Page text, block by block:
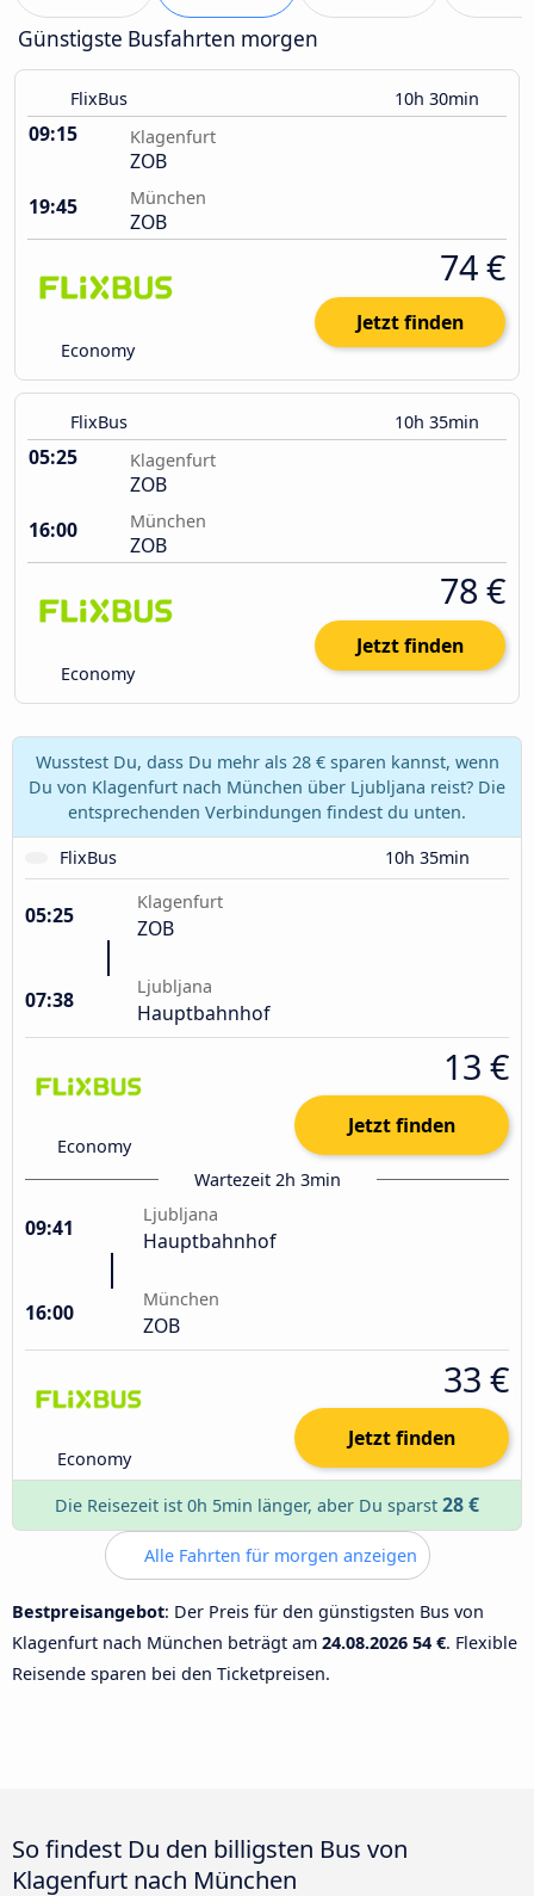
Günstigste Busfahrten morgen
FlixBus 10h 30min
09:15 Klagenfurt
ZOB
19:45
München
ZOB
Economy
74 €
Jetzt finden
FlixBus 10h 35min
05:25 Klagenfurt
ZOB
16:00
München
ZOB
Economy
78 €
Jetzt finden
Wusstest Du, dass Du mehr als 28 € sparen kannst, wenn
Du von Klagenfurt nach München über Ljubljana reist? Die
entsprechenden Verbindungen findest du unten.
FlixBus
10h 35min
05:25
Klagenfurt
ZOB
07:38
Ljubljana
Hauptbahnhof
Economy
13 €
Jetzt finden
Wartezeit 2h 3min
09:41
Ljubljana
Hauptbahnhof
16:00
München
ZOB
Economy
33 €
Jetzt finden
Die Reisezeit ist 0h 5min länger, aber Du sparst 28 €
Alle Fahrten für morgen anzeigen
Bestpreisangebot: Der Preis für den günstigsten Bus von
Klagenfurt nach München beträgt am 24.08.2026 54 €. Flexible
Reisende sparen bei den Ticketpreisen.
So findest Du den billigsten Bus von
Klagenfurt nach München